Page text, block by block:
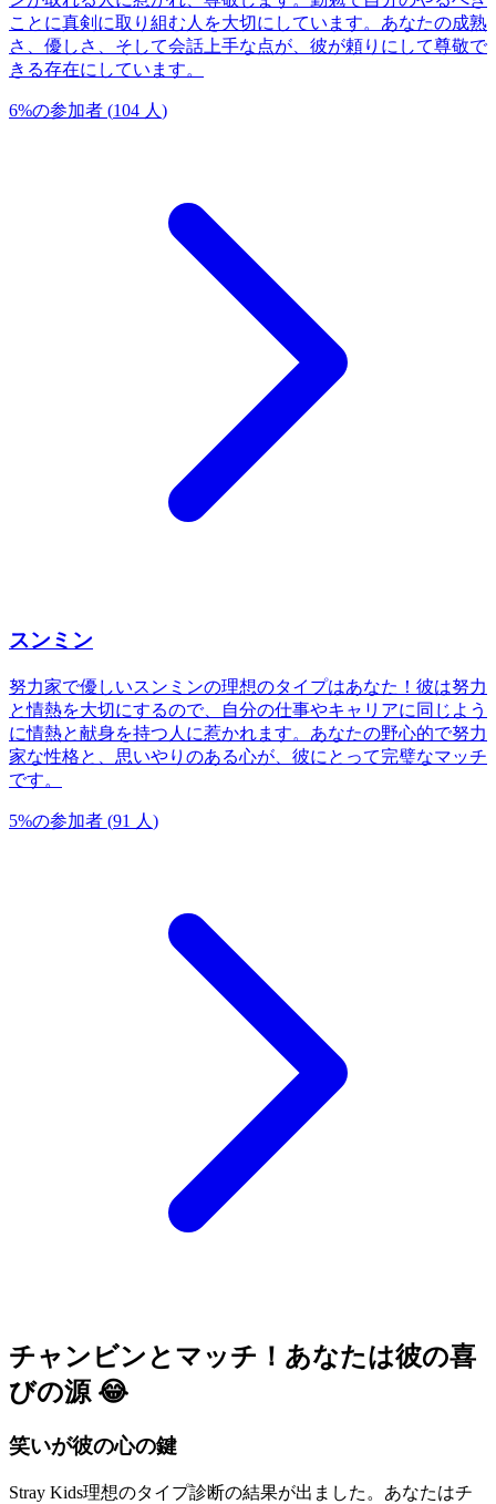
ことに真剣に取り組む人を大切にしています。あなたの成熟
さ、優しさ、そして会話上手な点が、彼が頼りにして尊敬で
きる存在にしています。
6%の参加者 (104 人 )
スンミン
努力家で優しいスンミンの理想のタイプはあなた！彼は努力
と情熱を大切にするので、自分の仕事やキャリアに同じよう
に情熱と献身を持つ人に惹かれます。あなたの野心的で努力
家な性格と、思いやりのある心が、彼にとって完璧なマッチ
です。
5%の参加者 (91 人 )
チャンビンとマッチ！あなたは彼の喜
びの源 😂
笑いが彼の心の鍵
Stray Kids理想のタイプ診断の結果が出ました。あなたはチ